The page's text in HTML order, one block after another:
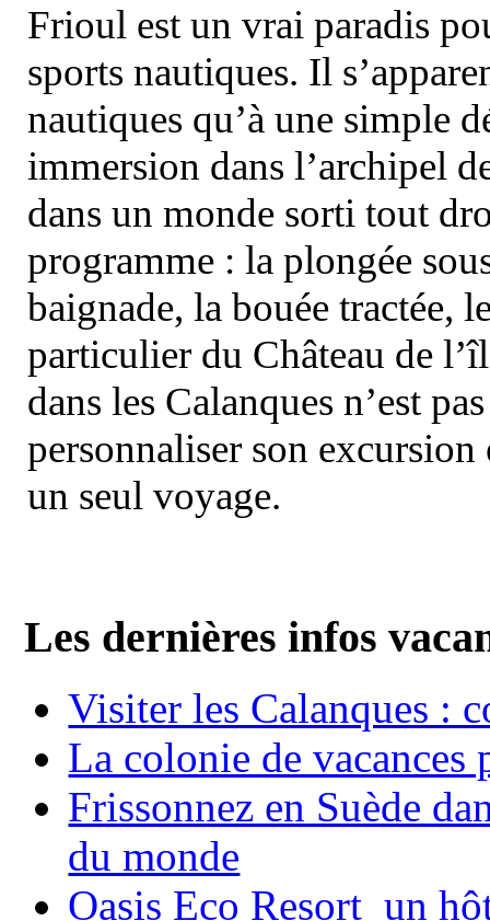
Frioul est un vrai paradis
sports nautiques. Il
nautiques qu’à une simple
immersion dans l’archipel
dans un monde sorti tout
programme : la plongée
baignade, la bouée tractée,
particulier du Château de
dans les Calanques n’est
personnaliser son
un seul voyage.
Les dernières infos
Visiter les Calanques :
La colonie de vacances
Frissonnez en Suède
du monde
Oasis Eco Resort un